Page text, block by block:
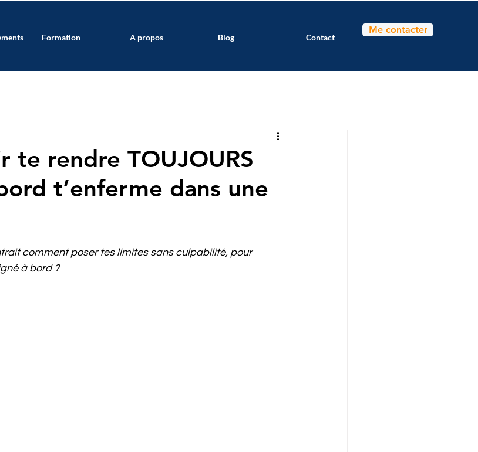
Formation A propos Blog Contact
Me contacter
te rendre TOUJOURS
t’enferme dans une
comment poser tes limites sans culpabilité, pour
à bord ?